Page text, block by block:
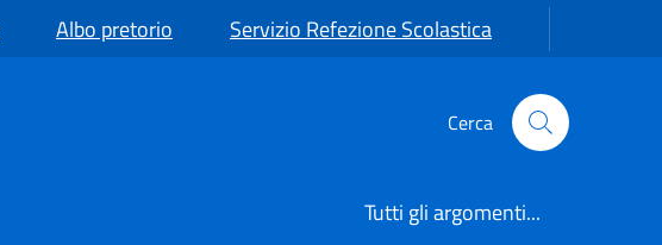
Albo pretorio Servizio Refezione Scolastica
Cerca
Tutti gli argomenti...